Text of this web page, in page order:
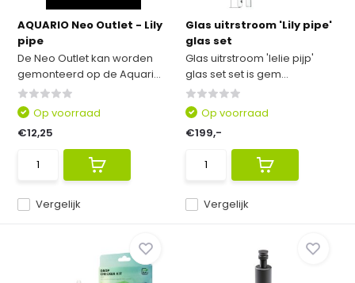
AQUARIO Neo Outlet - Lily
pipe
De Neo Outlet kan worden
gemonteerd op de Aquari...
Vergelijk
Op voorraad
€12,25
Glas uitrstroom 'Lily pipe'
glas set
Glas uitrstroom 'lelie pijp'
glas set set is gem...
Vergelijk
Op voorraad
€199,-